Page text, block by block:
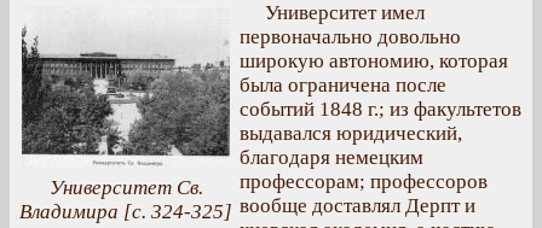
Университет Св.
Владимира [с. 324-325]
Университет имел
первоначально довольно
широкую автономию, которая
была ограничена после
событий 1848 г.; из факультетов
выдавался юридический,
благодаря немецким
профессорам; профессоров
вообще доставлял Дерпт и